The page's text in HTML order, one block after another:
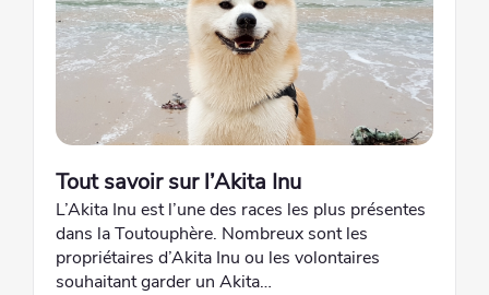
Tout savoir sur l’Akita Inu
L’Akita Inu est l’une des races les plus présentes
dans la Toutouphère. Nombreux sont les
propriétaires d’Akita Inu ou les volontaires
souhaitant garder un Akita…